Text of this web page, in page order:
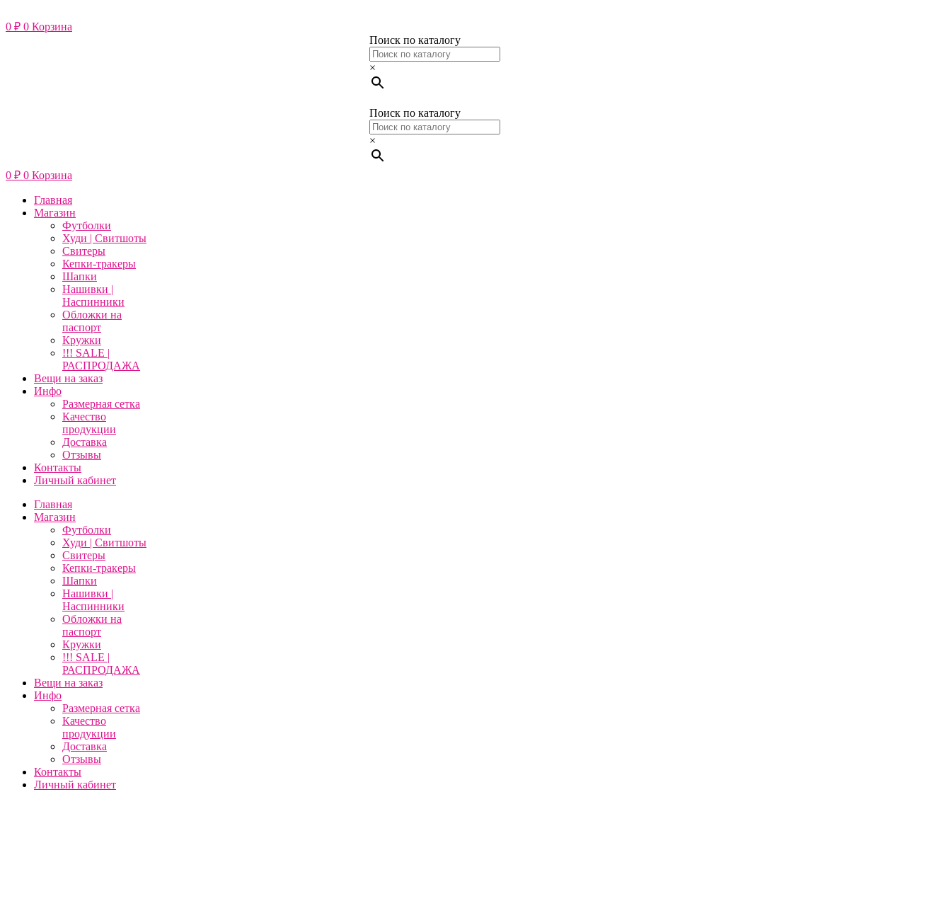
к
содержимому
0 ₽ 0 Корзина
Поиск по каталогу
×
Поиск по каталогу
×
0 ₽ 0 Корзина
Главная
Магазин
Футболки
Худи | Свитшоты
Свитеры
Кепки-тракеры
Шапки
Нашивки |
Наспинники
Обложки на
паспорт
Кружки
!!! SALE |
РАСПРОДАЖА
Вещи на заказ
Инфо
Размерная сетка
Качество
продукции
Доставка
Отзывы
Контакты
Личный кабинет
Главная
Магазин
Футболки
Худи | Свитшоты
Свитеры
Кепки-тракеры
Шапки
Нашивки |
Наспинники
Обложки на
паспорт
Кружки
!!! SALE |
РАСПРОДАЖА
Вещи на заказ
Инфо
Размерная сетка
Качество
продукции
Доставка
Отзывы
Контакты
Личный кабинет